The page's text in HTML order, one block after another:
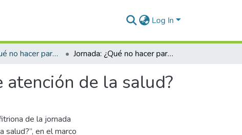
Log In
Jornada: ¿Qué no hacer para mejorar la calidad de atención de la salud? Jornada: ¿Qué no hacer para mejorar la calidad de atención de la salud?
atención de la salud?
de la jornada
salud?”, en el marco